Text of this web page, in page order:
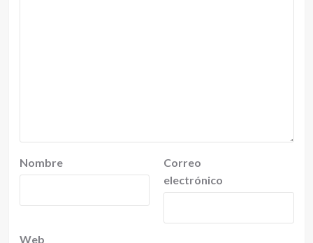
Nombre
Correo
electrónico
Web